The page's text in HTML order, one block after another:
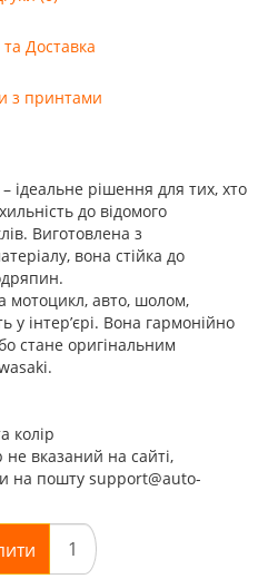
Доставка
з принтами
ідеальне рішення для тих, хто
до відомого
Виготовлена з
вона стійка до
мотоцикл, авто, шолом,
у інтер’єрі. Вона гармонійно
стане оригінальним
колір
вказаний на сайті,
на пошту support@auto-